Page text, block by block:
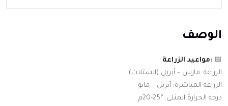
الوصف
📅 :ﻣﻮاﻋﻴﺪ اﻟﺰراﻋﺔ
اﻟﺰراﻋﺔ: ﻣﺎرس – أﺑﺮﻳﻞ (اﻟﺸﺘﻼت)
اﻟﺰراﻋﺔ اﻟﻤﺒﺎﺷﺮة: أﺑﺮﻳﻞ – ﻣﺎﻳﻮ
درﺟﺔ اﻟﺤﺮارة اﻟﻤﺜﻠﻰ: °25-20م